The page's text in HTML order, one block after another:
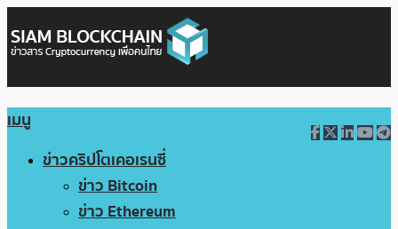
เมนู
ข่าวคริปโตเคอเรนซี่
ข่าว Bitcoin
ข่าว Ethereum